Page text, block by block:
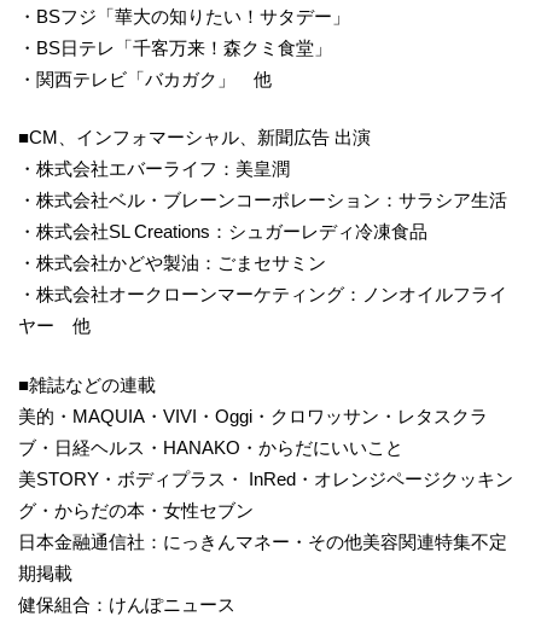
・BSフジ「華大の知りたい！サタデー」
・BS日テレ「千客万来！森クミ食堂」
・関西テレビ「バカガク」 他
■CM、インフォマーシャル、新聞広告 出演
・株式会社エバーライフ：美皇潤
・株式会社ベル・ブレーンコーポレーション：サラシア生活
・株式会社SL Creations：シュガーレディ冷凍食品
・株式会社かどや製油：ごまセサミン
・株式会社オークローンマーケティング：ノンオイルフライ
ヤー 他
■雑誌などの連載
美的・MAQUIA・VIVI・Oggi・クロワッサン・レタスクラ
ブ・日経ヘルス・HANAKO・からだにいいこと
美STORY・ボディプラス・ InRed・オレンジページクッキン
グ・からだの本・女性セブン
日本金融通信社：にっきんマネー・その他美容関連特集不定
期掲載
健保組合：けんぽニュース